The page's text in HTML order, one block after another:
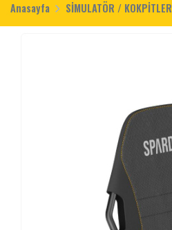
Anasayfa SİMULATÖR / KOKPİTLER